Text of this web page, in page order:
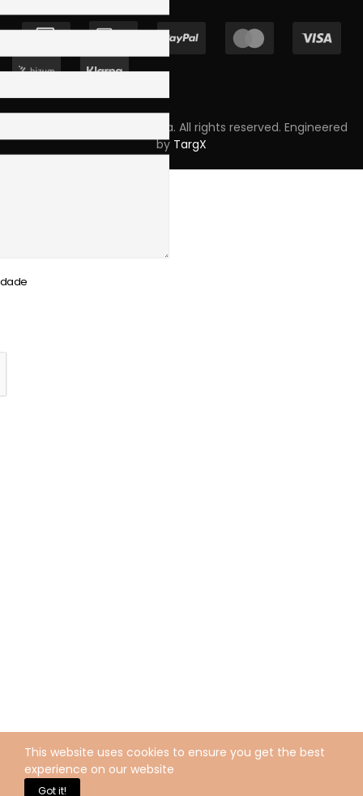
Copyright © 2023 Skpro, Lda. All rights reserved. Engineered
by TargX
This website uses cookies to ensure you get the best
experience on our website
Got it!